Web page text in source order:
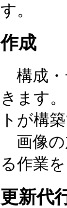
す。
作成
構成・
きます
トが構
画像の
る作業
更新代